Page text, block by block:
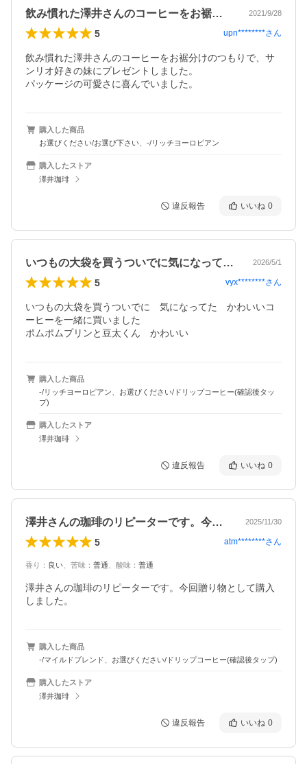
飲み慣れた澤井さんのコーヒーをお裾分け… 2021/9/28
5 upn********さん
飲み慣れた澤井さんのコーヒーをお裾分けのつもりで、サ
ンリオ好きの妹にプレゼントしました。
パッケージの可愛さに喜んでいました。
購入した商品
お選びください/お選び下さい、-/リッチヨーロピアン
購入したストア
澤井珈琲
違反報告 いいね 0
いつもの大袋を買うついでに気になってた… 2026/5/1
5 vyx********さん
いつもの大袋を買うついでに　気になってた　かわいいコ
ーヒーを一緒に買いました
ポムポムプリンと豆太くん　かわいい
購入した商品
-/リッチヨーロピアン、お選びください/ドリップコーヒー(確認後タッ
プ)
購入したストア
澤井珈琲
違反報告 いいね 0
澤井さんの珈琲のリピーターです。今回贈… 2025/11/30
5 atm********さん
香り ： 良い 苦味 ： 普通 酸味 ： 普通
澤井さんの珈琲のリピーターです。今回贈り物として購入
しました。
購入した商品
-/マイルドブレンド、お選びください/ドリップコーヒー(確認後タップ)
購入したストア
澤井珈琲
違反報告 いいね 0